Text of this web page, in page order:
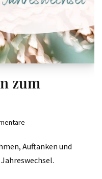
zum
Auftanken und